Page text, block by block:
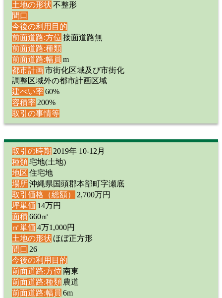
土地の形状 不整形
間口
今後の利用目的
前面道路:方位 接面道路無
前面道路:種類
前面道路:幅員 m
都市計画 市街化区域及び市街化
調整区域外の都市計画区域
建ぺい率60%
容積率200%
取引の事情等
取引の時期 2019年 10-12月
種類 宅地(土地)
地区 住宅地
場所沖縄県国頭郡本部町字瀬底
取引価格（総額）
2,700万円
坪単価 14万円
面積660㎡
㎡単価 4万1,000円
土地の形状 ほぼ正方形
間口 26
今後の利用目的
前面道路:方位 南東
前面道路:種類 農道
前面道路:幅員 6m